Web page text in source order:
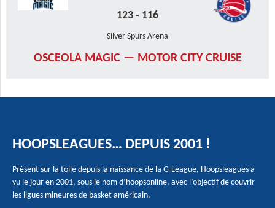
123 - 116
Silver Spurs Arena
OSCEOLA MAGIC — MOTOR CITY CRUISE
HOOPSLEAGUES… DEPUIS 2001 !
Présent sur la toile depuis la naissance de la G-League, Hoopsleagues a
vu le jour en 2001, sous le nom d’hoopsonline, avec l’objectif de couvrir
les ligues mineures de basket américain.